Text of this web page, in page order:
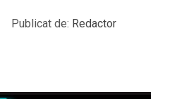
Publicat de: Redactor